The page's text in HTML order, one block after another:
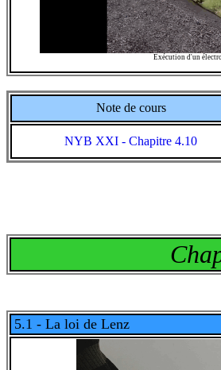
Exécution d'un
Note de cours
NYB XXI - Chapitre 4.10
5.1 - La loi de Lenz